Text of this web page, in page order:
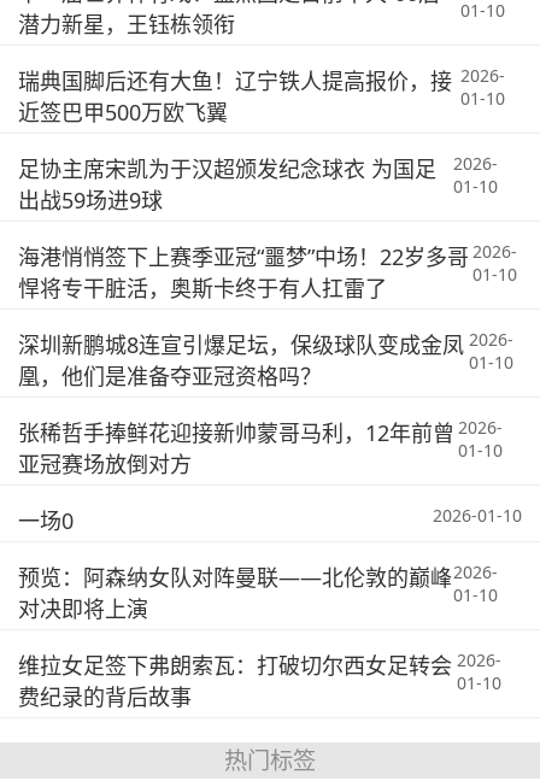
潜力新星，王钰栋领衔
01-10
瑞典国脚后还有大鱼！辽宁铁人提高报价，接
近签巴甲500万欧飞翼
2026-
01-10
足协主席宋凯为于汉超颁发纪念球衣 为国足
出战59场进9球
2026-
01-10
海港悄悄签下上赛季亚冠“噩梦”中场！22岁多哥
悍将专干脏活，奥斯卡终于有人扛雷了
2026-
01-10
深圳新鹏城8连宣引爆足坛，保级球队变成金凤
凰，他们是准备夺亚冠资格吗？
2026-
01-10
张稀哲手捧鲜花迎接新帅蒙哥马利，12年前曾
亚冠赛场放倒对方
2026-
01-10
一场0 2026-01-10
预览：阿森纳女队对阵曼联——北伦敦的巅峰
对决即将上演
2026-
01-10
维拉女足签下弗朗索瓦：打破切尔西女足转会
费纪录的背后故事
2026-
01-10
热门标签